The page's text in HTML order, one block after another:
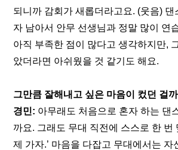
되니까 감회가 새롭더라고요. (웃음) 댄
자 남아서 안무 선생님과 정말 많이 연
아직 부족한 점이 많다고 생각하지만,
았더라면 아쉬웠을 것 같기도 해요.
그만큼 잘해내고 싶은 마음이 컸던 걸
경민: 아무래도 처음으로 혼자 하는 댄
까요. 그래도 무대 직전에 스스로 한 번
제 가자.’ 마음을 다잡고 무대에서는 자